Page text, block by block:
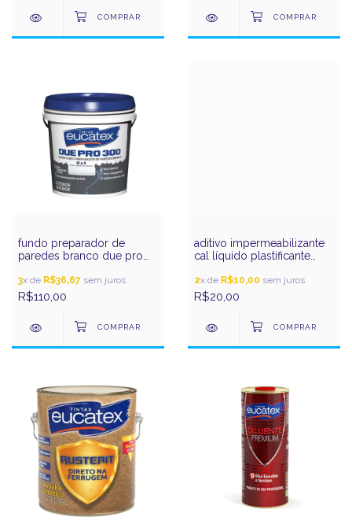
fundo preparador de
paredes branco due pro
3x de R$36,67 sem juros
R$110,00
aditivo impermeabilizante
cal líquido plastificante
2x de R$10,00 sem juros
R$20,00